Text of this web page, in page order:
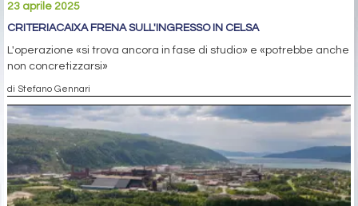
23 aprile 2025
CRITERIACAIXA FRENA SULL'INGRESSO IN CELSA
L'operazione «si trova ancora in fase di studio» e «potrebbe anche
non concretizzarsi»
di Stefano Gennari